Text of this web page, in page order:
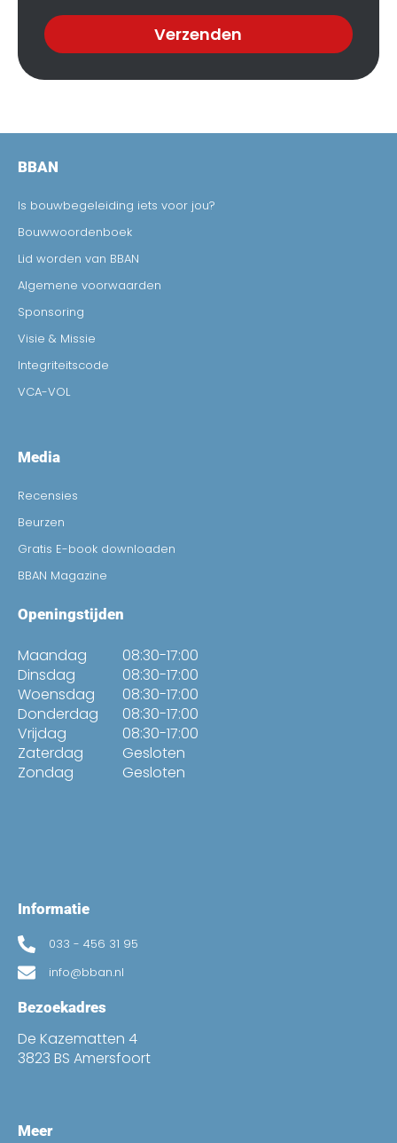
Verzenden
BBAN
Is bouwbegeleiding iets voor jou?
Bouwwoordenboek
Lid worden van BBAN
Algemene voorwaarden
Sponsoring
Visie & Missie
Integriteitscode
VCA-VOL
Media
Recensies
Beurzen
Gratis E-book downloaden
BBAN Magazine
Openingstijden
Maandag
Dinsdag
Woensdag
Donderdag
Vrijdag
Zaterdag
Zondag
08:30-17:00
08:30-17:00
08:30-17:00
08:30-17:00
08:30-17:00
Gesloten
Gesloten
Informatie
033 - 456 31 95
info@bban.nl
Bezoekadres
De Kazematten 4
3823 BS Amersfoort
Meer